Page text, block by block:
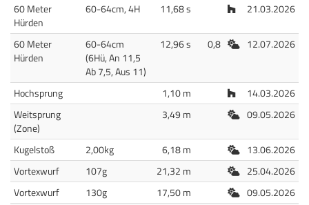
60 Meter
Hürden
60-64cm, 4H 11,68 s Halle21.03.2026
60 Meter
Hürden
60-64cm
(6Hü, An 11,5
Ab 7,5, Aus 11)
12,96 s 0,8 Freiluft
12.07.2026
Hochsprung 1,10 m Halle14.03.2026
Weitsprung
(Zone)
3,49 m Freiluft
09.05.2026
Kugelstoß 2,00kg 6,18 m Freiluft
13.06.2026
Vortexwurf
107g 21,32 m Freiluft
25.04.2026
Vortexwurf
130g 17,50 m Freiluft
09.05.2026